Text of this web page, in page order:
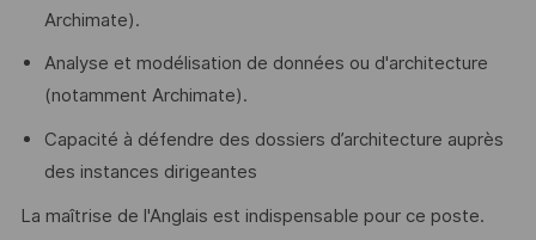
Archimate).
Analyse et modélisation de données ou d'architecture
(notamment Archimate).
Capacité à défendre des dossiers d’architecture auprès
des instances dirigeantes
La maîtrise de l'Anglais est indispensable pour ce poste.